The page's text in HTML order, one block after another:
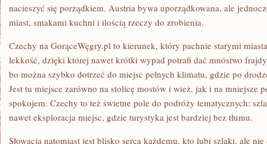
nacieszyć się porządkiem. Austria bywa uporządkowana, ale
miast, smakami kuchni i ilością rzeczy do zrobienia.
Czechy na GorąceWęgry.pl to kierunek, który pachnie starymi
lekkość, dzięki której nawet krótki wypad potrafi dać mnóstwo
bo można szybko dotrzeć do miejsc pełnych klimatu, gdzie po
Jest tu miejsce zarówno na stolicę mostów i wież, jak i na mniejsze
spokojem. Czechy to też świetne pole do podróży tematycznych:
nawet eksploracja miejsc, gdzie turystyka jest bardziej bez tłumu.
Słowacja natomiast jest blisko serca każdemu, kto lubi szlaki, ale